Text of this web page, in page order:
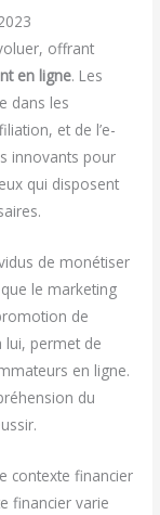
offrant
en ligne. Les
dans les
et de l’e-
innovants pour
qui disposent
de monétiser
le marketing
de
lui, permet de
en ligne.
du
contexte financier
financier varie